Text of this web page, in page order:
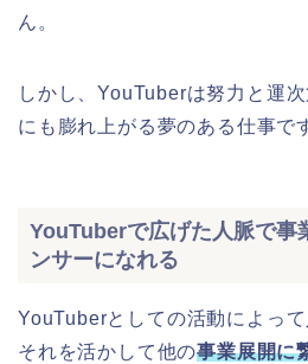
ん。
しかし、YouTuberは努力と運
にも膨れ上がる夢のある仕事で
YouTuberで広げた人脈で事
ンサーになれる
YouTuberとしての活動によって
それを活かして他の事業展開に